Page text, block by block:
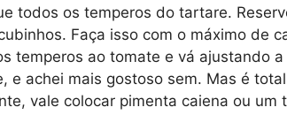
todos os temperos do tartare.
Faça isso com o máximo de
temperos ao tomate e vá ajustando a
e achei mais gostoso sem. Mas é
vale colocar pimenta caiena ou